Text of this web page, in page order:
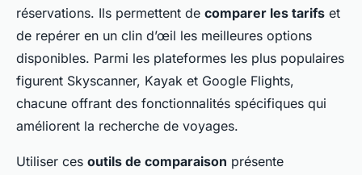
réservations. Ils permettent de comparer les tarifs et
de repérer en un clin d’œil les meilleures options
disponibles. Parmi les plateformes les plus populaires
figurent Skyscanner, Kayak et Google Flights,
chacune offrant des fonctionnalités spécifiques qui
améliorent la recherche de voyages.
Utiliser ces outils de comparaison présente